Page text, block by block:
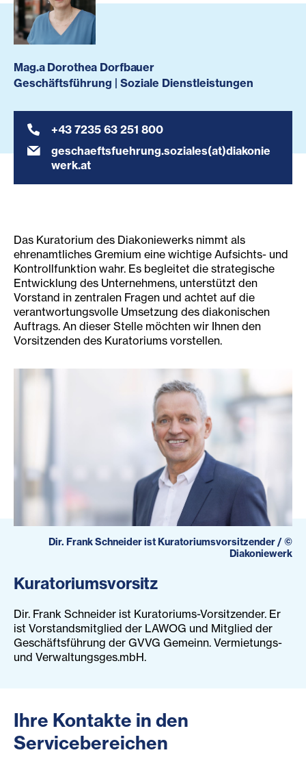
Mag.a Dorothea Dorfbauer
Geschäftsführung | Soziale Dienstleistungen
+43 7235 63 251 800
geschaeftsfuehrung.soziales(at)diakonie
werk.at
Das Kuratorium des Diakoniewerks nimmt als
ehrenamtliches Gremium eine wichtige Aufsichts- und
Kontrollfunktion wahr. Es begleitet die strategische
Entwicklung des Unternehmens, unterstützt den
Vorstand in zentralen Fragen und achtet auf die
verantwortungsvolle Umsetzung des diakonischen
Auftrags. An dieser Stelle möchten wir Ihnen den
Vorsitzenden des Kuratoriums vorstellen.
Dir. Frank Schneider ist Kuratoriumsvorsitzender/©
Diakoniewerk
Kuratoriumsvorsitz
Dir. Frank Schneider ist Kuratoriums-Vorsitzender. Er
ist Vorstandsmitglied der LAWOG und Mitglied der
Geschäftsführung der GVVG Gemeinn. Vermietungs-
und Verwaltungsges.mbH.
Ihre Kontakte in den
Servicebereichen